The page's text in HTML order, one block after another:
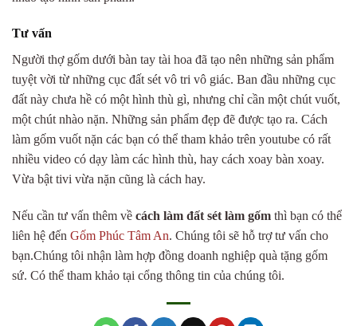
Tư vấn
Người thợ gốm dưới bàn tay tài hoa đã tạo nên những sản phẩm
tuyệt vời từ những cục đất sét vô tri vô giác. Ban đầu những cục
đất này chưa hề có một hình thù gì, nhưng chỉ cần một chút vuốt,
một chút nhào nặn. Những sản phẩm đẹp đẽ được tạo ra. Cách
làm gốm vuốt nặn các bạn có thể tham khảo trên youtube có rất
nhiều video có dạy làm các hình thù, hay cách xoay bàn xoay.
Vừa bật tivi vừa nặn cũng là cách hay.
Nếu cần tư vấn thêm về cách làm đất sét làm gốm thì bạn có thể
liên hệ đến Gốm Phúc Tâm An. Chúng tôi sẽ hỗ trợ tư vấn cho
bạn.Chúng tôi nhận làm hợp đồng doanh nghiệp quà tặng gốm
sứ. Có thể tham khảo tại cổng thông tin của chúng tôi.